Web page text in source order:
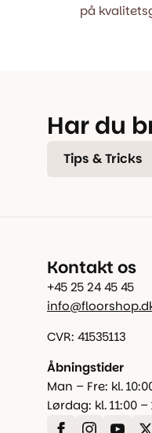
på
Har du
Tips & Tricks
Kontakt os
+45 25 24 45 45
CVR: 41535113
Åbningstider
Man – Fre: kl.
Lørdag: kl. 11:00 –